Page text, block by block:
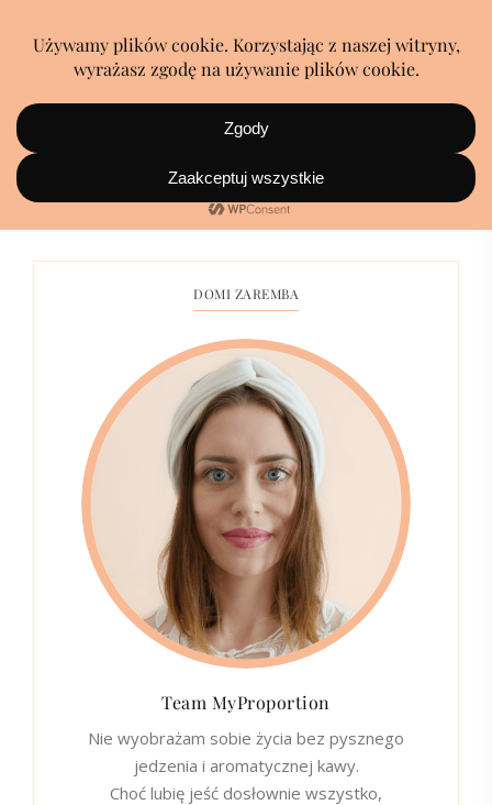
Dieta online
DOMI ZAREMBA
Team MyProportion
Nie wyobrażam sobie życia bez pysznego
jedzenia i aromatycznej kawy.
Choć lubię jeść dosłownie wszystko,